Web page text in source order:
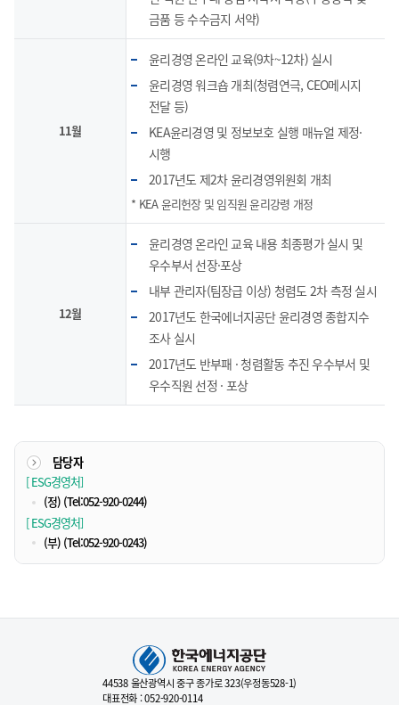
금품 등 수수금지 서약)
11월
윤리경영 온라인 교육(9차~12차) 실시
윤리경영 워크숍 개최(청렴연극, CEO메시지
전달 등)
KEA윤리경영 및 정보보호 실행 매뉴얼 제정·
시행
2017년도 제2차 윤리경영위원회 개최
* KEA 윤리헌장 및 임직원 윤리강령 개정
12월
윤리경영 온라인 교육 내용 최종평가 실시 및
우수부서 선장·포상
내부 관리자(팀장급 이상) 청렴도 2차 측정 실시
2017년도 한국에너지공단 윤리경영 종합지수
조사 실시
2017년도 반부패 · 청렴활동 추진 우수부서 및
우수직원 선정 · 포상
담당자
[ ESG경영처]
(정) (Tel:052-920-0244)
[ ESG경영처]
(부) (Tel:052-920-0243)
44538 울산광역시 중구 종가로 323(우정동528-1)
대표전화 : 052-920-0114